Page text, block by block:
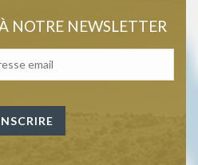
NOTRE NEWSLETTER